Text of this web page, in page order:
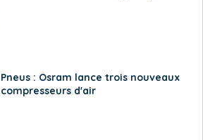
Pneus : Osram lance trois nouveaux
compresseurs d'air